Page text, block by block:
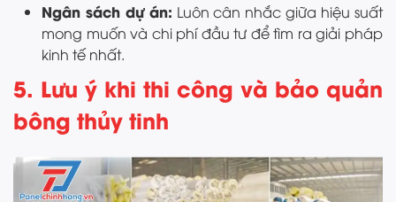
Ngân sách dự án: Luôn cân nhắc giữa hiệu suất
mong muốn và chi phí đầu tư để tìm ra giải pháp
kinh tế nhất.
5. Lưu ý khi thi công và bảo quản
bông thủy tinh